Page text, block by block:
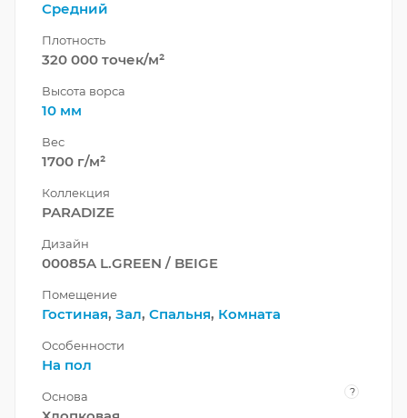
Средний
Плотность
320 000 точек/м²
Высота ворса
10 мм
Вес
1700 г/м²
Коллекция
PARADIZE
Дизайн
00085A L.GREEN / BEIGE
Помещение
Гостиная, Зал, Спальня, Комната
Особенности
На пол
Основа ?